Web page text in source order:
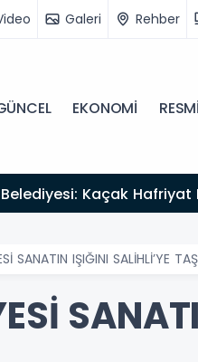
Galeri Rehber
EKONOMİ
Kaçak
SANATIN IŞIĞINI SALİHLİ’YE